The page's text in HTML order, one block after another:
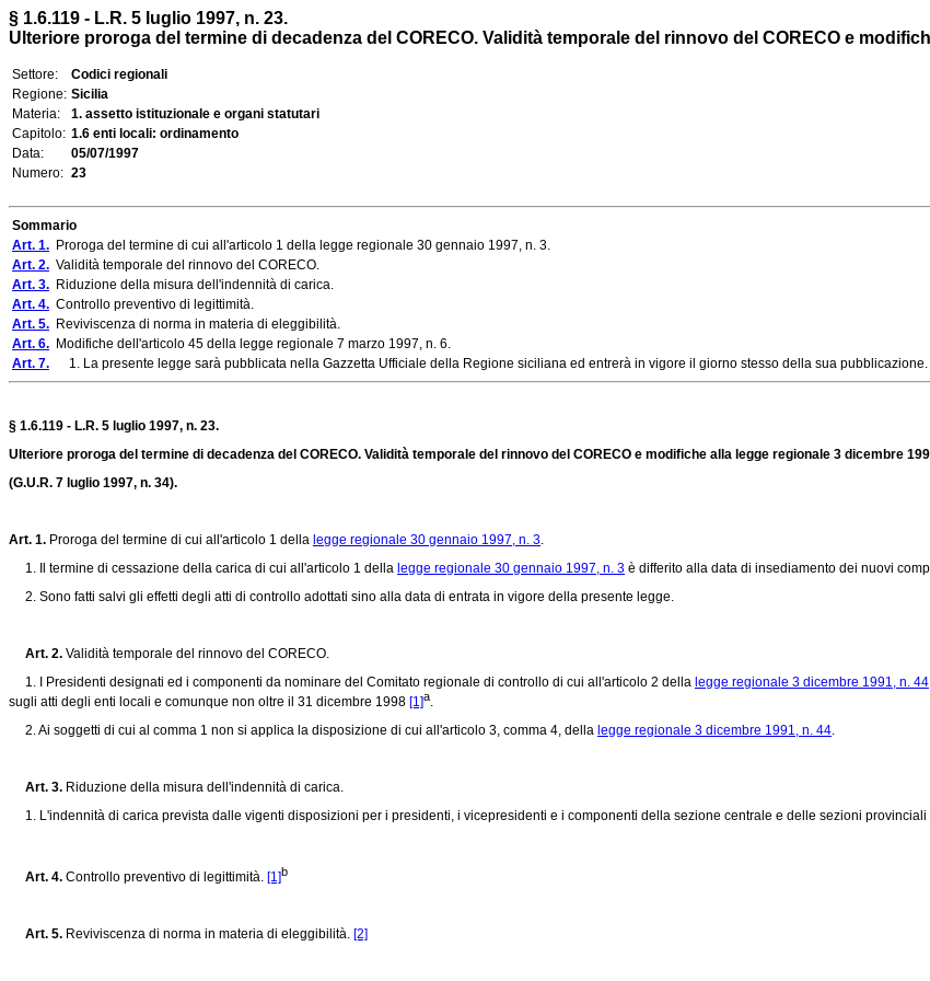
§ 1.6.119 - L.R. 5 luglio 1997, n. 23.
Ulteriore proroga del termine di decadenza del CORECO. Validità temporale del rinnovo del CORECO e
Settore:
Codici regionali
Regione: Sicilia
Materia:
1. assetto istituzionale e organi statutari
Capitolo: 1.6 enti locali: ordinamento
Data:
05/07/1997
Numero: 23
Sommario
Art. 1. Proroga del termine di cui all'articolo 1 della legge regionale 30 gennaio 1997, n. 3.
Art. 2. Validità temporale del rinnovo del CORECO.
Art. 3. Riduzione della misura dell'indennità di carica.
Art. 4. Controllo preventivo di legittimità.
Art. 5. Reviviscenza di norma in materia di eleggibilità.
Art. 6. Modifiche dell'articolo 45 della legge regionale 7 marzo 1997, n. 6.
Art. 7. 1. La presente legge sarà pubblicata nella Gazzetta Ufficiale della Regione siciliana ed entrerà in vigore il giorno stesso della sua pubblicazione.
§ 1.6.119 - L.R. 5 luglio 1997, n. 23.
Ulteriore proroga del termine di decadenza del CORECO. Validità temporale del rinnovo del CORECO e modifiche alla legge regionale 3 dicembre
(G.U.R. 7 luglio 1997, n. 34).
Art. 1. Proroga del termine di cui all'articolo 1 della legge regionale 30 gennaio 1997, n. 3.
1. Il termine di cessazione della carica di cui all'articolo 1 della legge regionale 30 gennaio 1997, n. 3 è differito alla data di insediamento dei nuovi
2. Sono fatti salvi gli effetti degli atti di controllo adottati sino alla data di entrata in vigore della presente legge.
Art. 2. Validità temporale del rinnovo del CORECO.
1. I Presidenti designati ed i componenti da nominare del Comitato regionale di controllo di cui all'articolo 2 della legge regionale 3 dicembre 1991, n. 44
sugli atti degli enti locali e comunque non oltre il 31 dicembre 1998 [1]a.
2. Ai soggetti di cui al comma 1 non si applica la disposizione di cui all'articolo 3, comma 4, della legge regionale 3 dicembre 1991, n. 44.
Art. 3. Riduzione della misura dell'indennità di carica.
1. L'indennità di carica prevista dalle vigenti disposizioni per i presidenti, i vicepresidenti e i componenti della sezione centrale e delle sezioni
Art. 4. Controllo preventivo di legittimità. [1]b
Art. 5. Reviviscenza di norma in materia di eleggibilità. [2]